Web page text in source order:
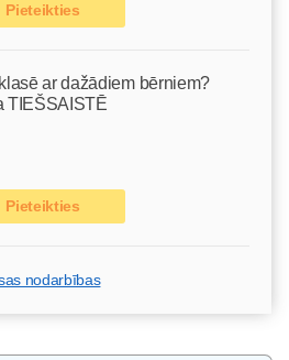
Pieteikties
ar dažādiem bērniem?
TIEŠSAISTĒ
Pieteikties
nodarbības